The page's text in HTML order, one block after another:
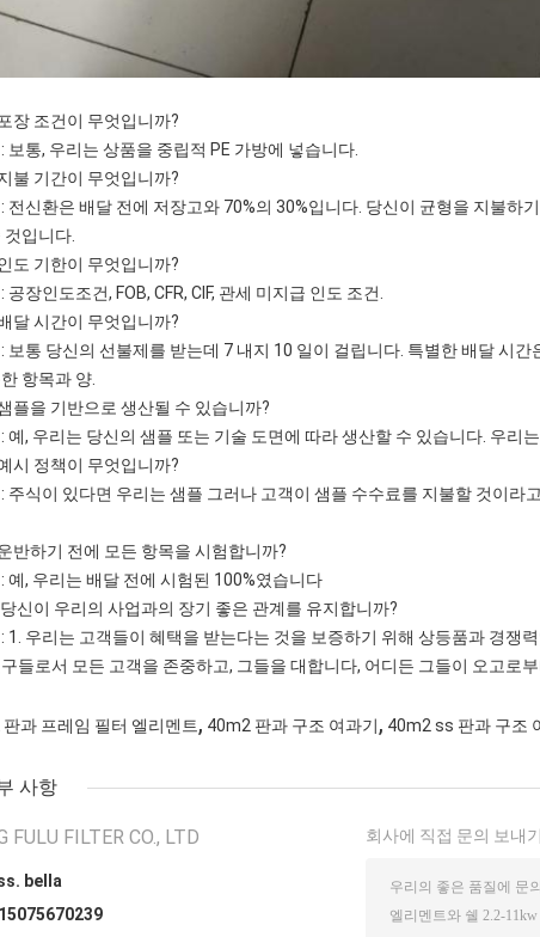
장 조건이 무엇입니까?
보통, 우리는 상품을 중립적 PE 가방에 넣습니다.
불 기간이 무엇입니까?
전신환은 배달 전에 저장고와 70%의 30%입니다. 당신이 균형을 지불하
것입니다.
도 기한이 무엇입니까?
공장인도조건, FOB, CFR, CIF, 관세 미지급 인도 조건.
달 시간이 무엇입니까?
보통 당신의 선불제를 받는데 7 내지 10 일이 걸립니다. 특별한 배달 시간
항목과 양.
플을 기반으로 생산될 수 있습니까?
예, 우리는 당신의 샘플 또는 기술 도면에 따라 생산할 수 있습니다. 우리
시 정책이 무엇입니까?
주식이 있다면 우리는 샘플 그러나 고객이 샘플 수수료를 지불할 것이라
반하기 전에 모든 항목을 시험합니까?
예, 우리는 배달 전에 시험된 100%였습니다
신이 우리의 사업과의 장기 좋은 관계를 유지합니까?
1. 우리는 고객들이 혜택을 받는다는 것을 보증하기 위해 상등품과 경쟁
들로서 모든 고객을 존중하고, 그들을 대합니다, 어디든 그들이 오고로
과 프레임 필터 엘리멘트, 40m2 판과 구조 여과기, 40m2 ss 판과 구조
사항
FULU FILTER CO., LTD
bella
15075670239
회사에 직접 문의 보내기